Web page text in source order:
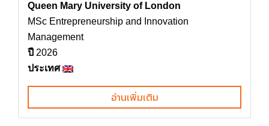
Queen Mary University of London
MSc Entrepreneurship and Innovation
Management
ปี 2026
ประเทศ
อ่านเพิ่มเติม